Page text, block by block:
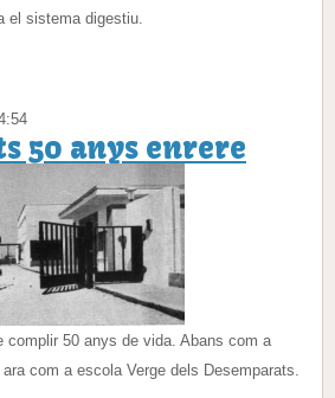
el sistema digestiu.
50 anys enrere
complir 50 anys de vida. Abans com a
com a escola Verge dels Desemparats.